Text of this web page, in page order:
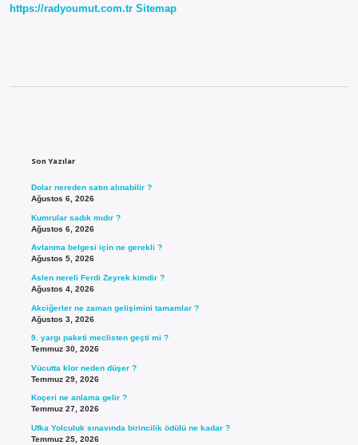
https://radyoumut.com.tr Sitemap
Son Yazılar
Dolar nereden satın alınabilir ?
Ağustos 6, 2026
Kumrular sadık mıdır ?
Ağustos 6, 2026
Avlanma belgesi için ne gerekli ?
Ağustos 5, 2026
Aslen nereli Ferdi Zeyrek kimdir ?
Ağustos 4, 2026
Akciğerler ne zaman gelişimini tamamlar ?
Ağustos 3, 2026
9. yargı paketi meclisten geçti mi ?
Temmuz 30, 2026
Vücutta klor neden düşer ?
Temmuz 29, 2026
Koçeri ne anlama gelir ?
Temmuz 27, 2026
Ufka Yolculuk sınavında birincilik ödülü ne kadar ?
Temmuz 25, 2026